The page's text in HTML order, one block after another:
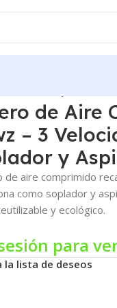
95.000
de Aire
– 3
y
de aire comprimido
como soplador y
y ecológico.
para
la lista de deseos